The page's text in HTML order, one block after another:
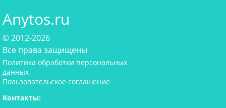
Anytos.ru
© 2012-2026
Все права защищены
Политика обработки персональных
данных
Пользовательское соглашение
Контакты: